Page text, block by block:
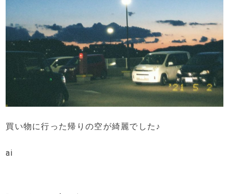
買い物に行った帰りの空が綺麗でした♪
ai